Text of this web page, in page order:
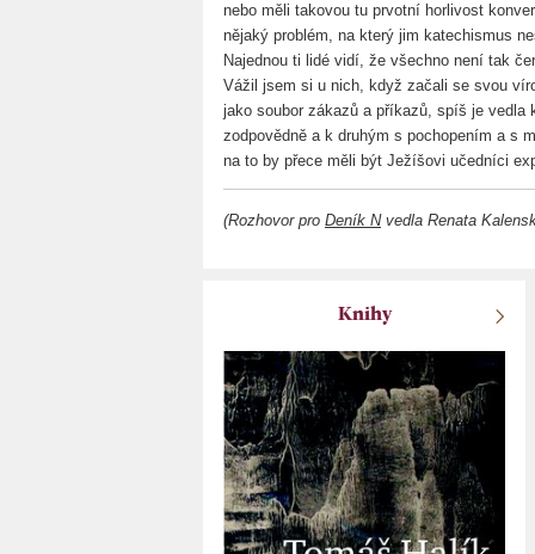
nebo měli takovou tu prvotní horlivost
nějaký problém, na který jim katechismus
Najednou ti lidé vidí, že všechno není tak
Vážil jsem si u nich, když začali se svou
jako soubor zákazů a příkazů, spíš je
zodpovědně a k druhým s pochopením a s
na to by přece měli být Ježíšovi učedníci
(Rozhovor pro Deník Nvedla Renata
Knihy